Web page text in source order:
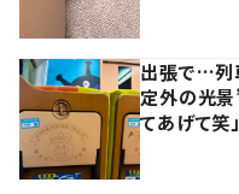
出張で…列
定外の光景”
てあげて笑」